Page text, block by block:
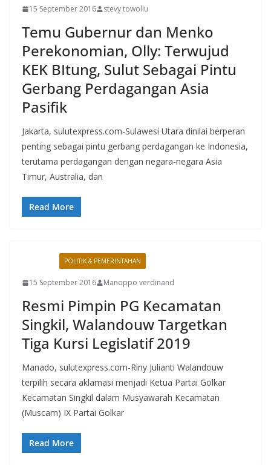
15 September 2016 stevy towoliu
Temu Gubernur dan Menko
Perekonomian, Olly: Terwujud
KEK BItung, Sulut Sebagai Pintu
Gerbang Perdagangan Asia
Pasifik
Jakarta, sulutexpress.com-Sulawesi Utara dinilai berperan
penting sebagai pintu gerbang perdagangan ke Indonesia,
terutama perdagangan dengan negara-negara Asia
Timur, Australia, dan
Read More
POLITIK & PEMERINTAHAN
15 September 2016 Manoppo verdinand
Resmi Pimpin PG Kecamatan
Singkil, Walandouw Targetkan
Tiga Kursi Legislatif 2019
Manado, sulutexpress.com-Riny Julianti Walandouw
terpilih secara aklamasi menjadi Ketua Partai Golkar
Kecamatan Singkil dalam Musyawarah Kecamatan
(Muscam) IX Partai Golkar
Read More